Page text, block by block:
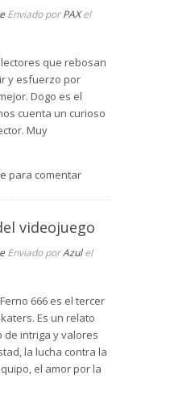
Enviado porPAXel
que rebosan
y esfuerzo por
Dogo es el
cuenta un curioso
Muy
para comentar
videojuego
Enviado porAzulel
666 es el tercer
Es un relato
de intriga y valores
la lucha contra la
el amor por la